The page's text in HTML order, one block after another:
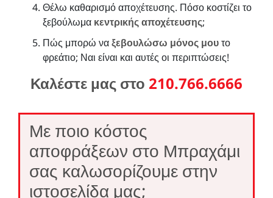
Θέλω καθαρισμό αποχέτευσης. Πόσο κοστίζει το
ξεβούλωμα κεντρικής αποχέτευσης;
Πώς μπορώ ναξεβουλώσω μόνος μουτο
φρεάτιο; Ναι είναι και αυτές οι περιπτώσεις!
Καλέστε μας στο 210.766.6666
Με ποιο κόστος
αποφράξεων στο Μπραχάμι
σας καλωσορίζουμε στην
ιστοσελίδα μας;